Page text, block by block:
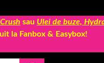
sau Ulei de buze,
la Fanbox & Easybox!